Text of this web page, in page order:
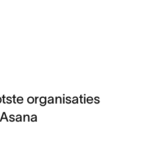
organisaties